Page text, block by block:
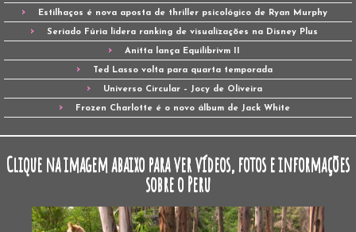
Estilhaços é nova aposta de thriller psicológico de Ryan Murphy
Seriado Fúria lidera ranking de visualizações na Disney Plus
Anitta lança Equilibrivm II
Ted Lasso volta para quarta temporada
Universo Circular – Jocy de Oliveira
Frozen Charlotte é o novo álbum de Jack White
Clique na imagem abaixo para ver vídeos, fotos e informações
sobre o Peru